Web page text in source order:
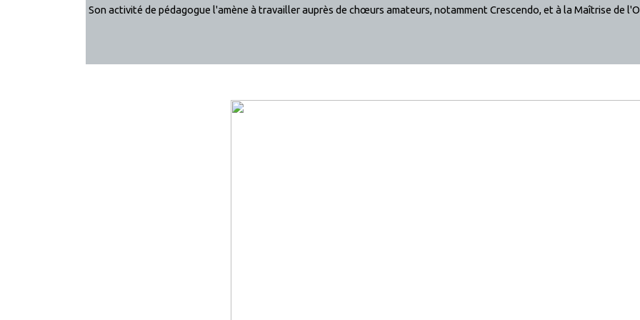
Son activité de pédagogue l'amène à travailler auprès de chœurs amateurs, notamment Crescendo, et à la Maîtrise de